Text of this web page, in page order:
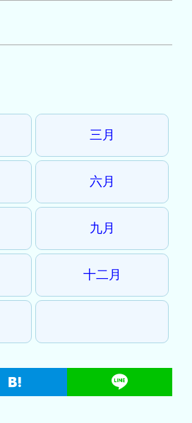
三月
六月
九月
十二月